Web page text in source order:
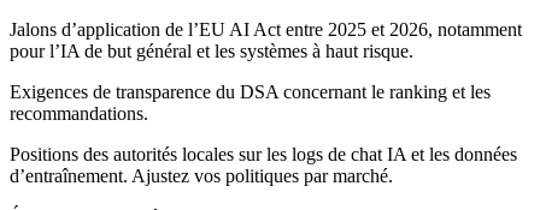
Jalons d’application de l’EU AI Act entre 2025 et 2026, notamment
pour l’IA de but général et les systèmes à haut risque.
Exigences de transparence du DSA concernant le ranking et les
recommandations.
Positions des autorités locales sur les logs de chat IA et les données
d’entraînement. Ajustez vos politiques par marché.